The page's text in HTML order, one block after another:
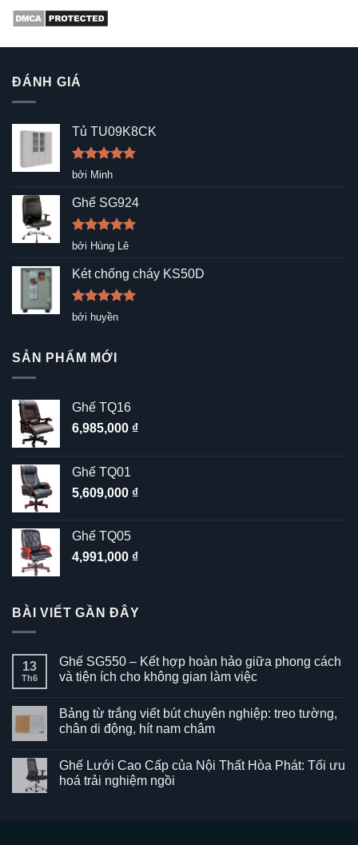
ĐÁNH GIÁ
Tủ TU09K8CK
Được xếp
sao
bởi Minh
Ghế SG924
Được xếp
5
sao
bởi Hùng Lê
Két chống cháy KS50D
Được xếp
hạng5
bởi huyền
SẢN PHẨM MỚI
Ghế TQ16
6,985,000 ₫
Ghế TQ01
5,609,000 ₫
Ghế TQ05
4,991,000 ₫
BÀI VIẾT GẦN ĐÂY
13
Th6
Ghế SG550 – Kết hợp hoàn hảo giữa phong cách
và tiện ích cho không gian làm việc
bình
luận
ở
–
Kết
hợp
Bảng từ trắng viết bút chuyên nghiệp: treo tường,
chân di động, hít nam châm
bình
luận
ở
Ghế Lưới Cao Cấp của Nội Thất Hòa Phát: Tối ưu
hoá trải nghiệm ngồi